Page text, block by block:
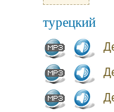
турецкий